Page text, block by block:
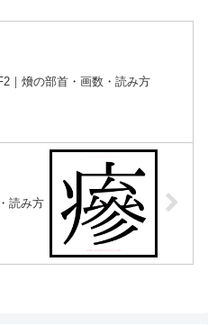
｜燲の部首・画数・読み方
読み方